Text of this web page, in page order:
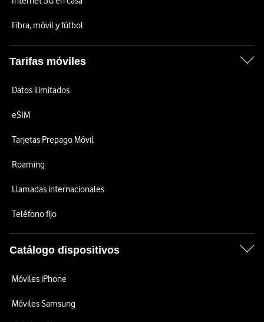
Fibra, móvil y fútbol
Tarifas móviles
Datos ilimitados
eSIM
Tarjetas Prepago Móvil
Roaming
Llamadas internacionales
Teléfono fijo
Catálogo dispositivos
Móviles iPhone
Móviles Samsung